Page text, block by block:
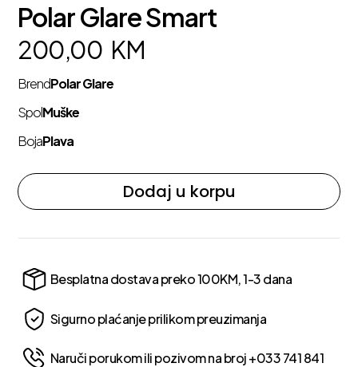
Polar Glare Smart
200,00 KM
BrendPolar Glare
SpolMuške
BojaPlava
Dodaj u korpu
Besplatna dostava preko 100KM, 1-3 dana
Sigurno plaćanje prilikom preuzimanja
Naruči porukom ili pozivom na broj +033 741 841